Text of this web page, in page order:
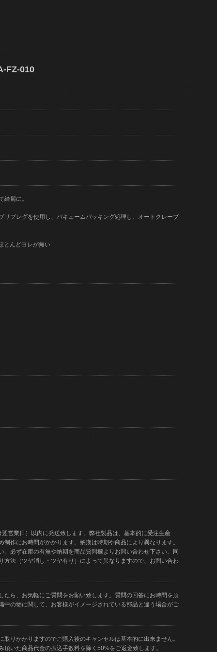
FZ-010
綺麗に。
リプレグを使用し、バキュームパッキング処理し、オートクレーブ
とんどヨレが無い
営業日）以内に発送致します。弊社製品は、基本的に受注生産
作にお時間がかかります。納期は時期や商品により異なります。
。必ず在庫の有無や納期を商品質問欄よりお問い合わせ下さい。同
方法（ツヤ消し・ツヤ有り）によって異なりますので、お問い合わ
たら、お気軽にご質問をお願い致します。質問の回答にお時間を頂
中の物に関して、お客様がイメージされている部品と違う場合がご
りかかりますのでご購入後のキャンセルは基本的に出来ません。
いた商品代金の振込手数料を除く50%をご返金致します。